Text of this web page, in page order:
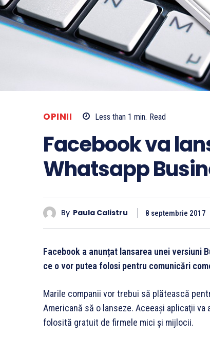
OPINII Less than 1 min. Read
Facebook va
Whatsapp
By Paula Calistru 8 septembrie 2017
Facebook a anunțat lansarea unei versiuni
ce o vor putea folosi pentru comunicări
Marile companii vor trebui să plătească
Americană să o lanseze. Aceeaşi aplicaţii
folosită gratuit de firmele mici şi mijlocii.